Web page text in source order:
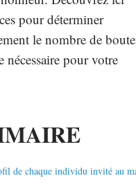
pour déterminer
le nombre de
nécessaire pour votre
de chaque individu invité au